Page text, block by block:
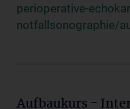
perioperative-
notfallsonographie/
Aufbaukurs -